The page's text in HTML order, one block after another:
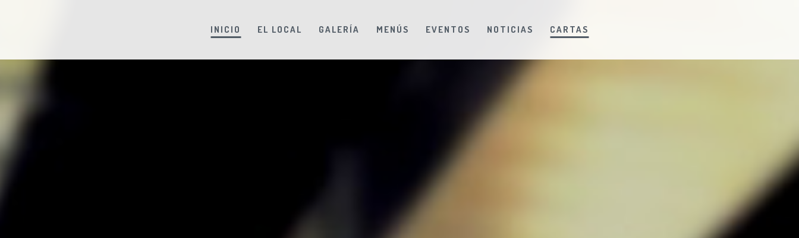
INICIO EL LOCAL GALERÍA MENÚS EVENTOS NOTICIAS CARTAS